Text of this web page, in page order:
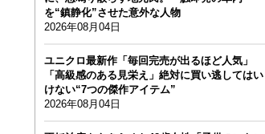
を“鎮静化”させた意外な人物
2026年08月04日
ユニクロ最新作「毎回完売が出るほど人気」
「高級感のある見栄え」絶対に買い逃してはい
けない“7つの傑作アイテム”
2026年08月04日